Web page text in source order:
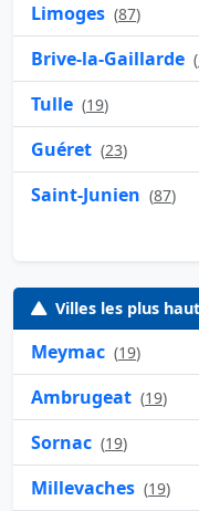
Limoges (87)
Brive-la-Gaillarde (
Tulle (19)
Guéret (23)
Saint-Junien (87)
Villes les plus
Meymac (19)
Ambrugeat (19)
Sornac (19)
Millevaches (19)